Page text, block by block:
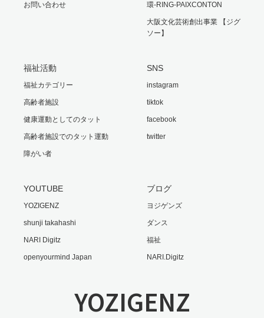
お問い合わせ 環-RING-PAIXCONTON
大阪文化芸術創出事業 【ジグ
ソー】
福祉活動
福祉カテゴリー
高齢者施設
健康運動としてのタット
高齢者施設でのタット運動
障がい者
SNS
instagram
tiktok
facebook
twitter
YOUTUBE
YOZIGENZ
shunji takahashi
NARI Digitz
openyourmind Japan
ブログ
ヨジゲンズ
ダンス
福祉
NARI.Digitz
YOZIGENZ